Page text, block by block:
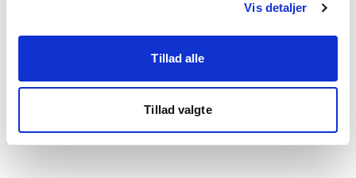
Vis detaljer
Tillad alle
Tillad valgte